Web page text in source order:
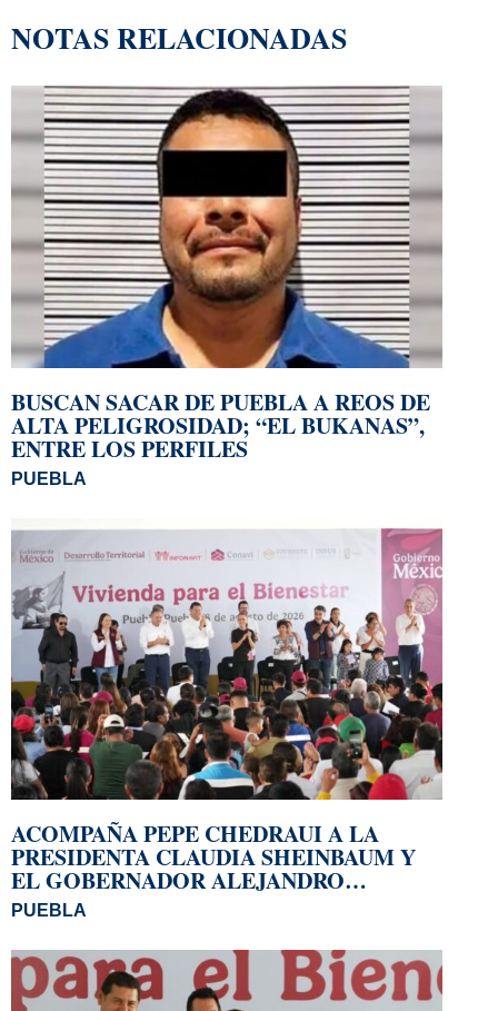
NOTAS RELACIONADAS
BUSCAN SACAR DE PUEBLA A REOS DE
ALTA PELIGROSIDAD; “EL BUKANAS”,
ENTRE LOS PERFILES
PUEBLA
ACOMPAÑA PEPE CHEDRAUI A LA
PRESIDENTA CLAUDIA SHEINBAUM Y
EL GOBERNADOR ALEJANDRO
ARMENTA A LA ENTREGA DE
VIVIENDAS EN LOMAS DE SAN MIGUEL
PUEBLA